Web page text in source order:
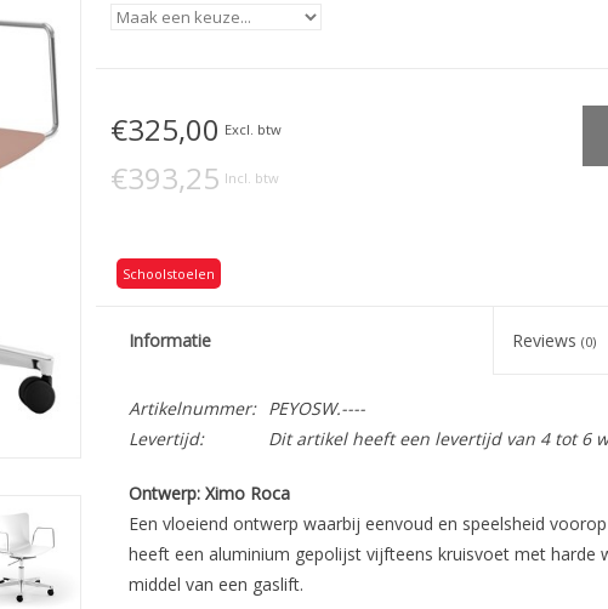
€325,00 Excl. btw
€393,25 Incl. btw
Schoolstoelen
Informatie Reviews (0)
Artikelnummer: PEYOSW.----
Levertijd:
Dit artikel heeft een levertijd van 4 tot 6
Ontwerp: Ximo Roca
Een vloeiend ontwerp waarbij eenvoud en speelsheid
heeft een aluminium gepolijst vijfteens kruisvoet met harde
middel van een gaslift.